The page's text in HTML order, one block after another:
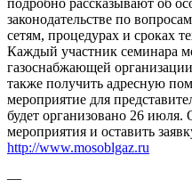
законодательстве по
сетям, процедурах и сроках
Каждый участник семинара
газоснабжающей
также получить адресную
мероприятие для
будет организовано 26 июля.
мероприятия и оставить
http://www.mosoblgaz.ru
—